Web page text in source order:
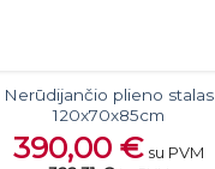
Nerūdijančio plieno stalas
120x70x85cm
390,00€ su PVM